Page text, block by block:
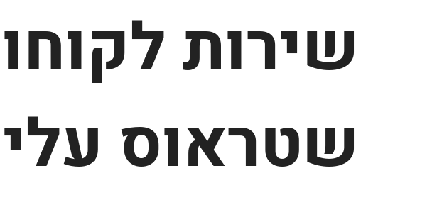
שירות
שטראוס